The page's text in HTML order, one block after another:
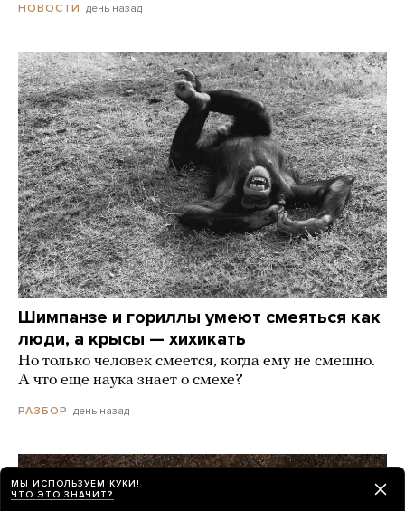
НОВОСТИ день назад
Шимпанзе и гориллы умеют смеяться как
люди, а крысы — хихикать
Но только человек смеется, когда ему не смешно.
А что еще наука знает о смехе?
РАЗБОР день назад
МЫ ИСПОЛЬЗУЕМ КУКИ!
ЧТО ЭТО ЗНАЧИТ?